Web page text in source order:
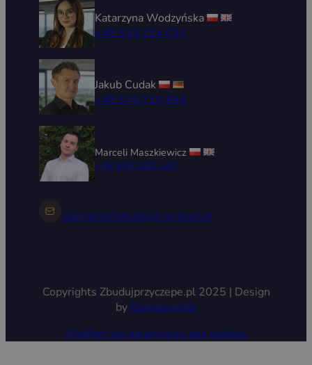
Katarzyna Wodzyńska
+48 539 314 031
Jakub Cudak
+48 576 715 894
Marceli Maszkiewicz
+48 696 029 167
zapytania@zbudujprzyczepe.pl
Copyrights Zbudujprzyczepe.pl 2025 | Design
by Bananaconda
Modifier les paramètres des cookies